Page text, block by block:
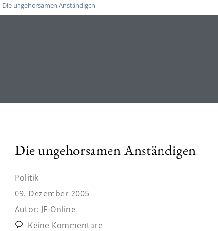
Die ungehorsamen Anständigen
Die ungehorsamen Anständigen
Politik
09. Dezember 2005
Autor: JF-Online
Keine Kommentare